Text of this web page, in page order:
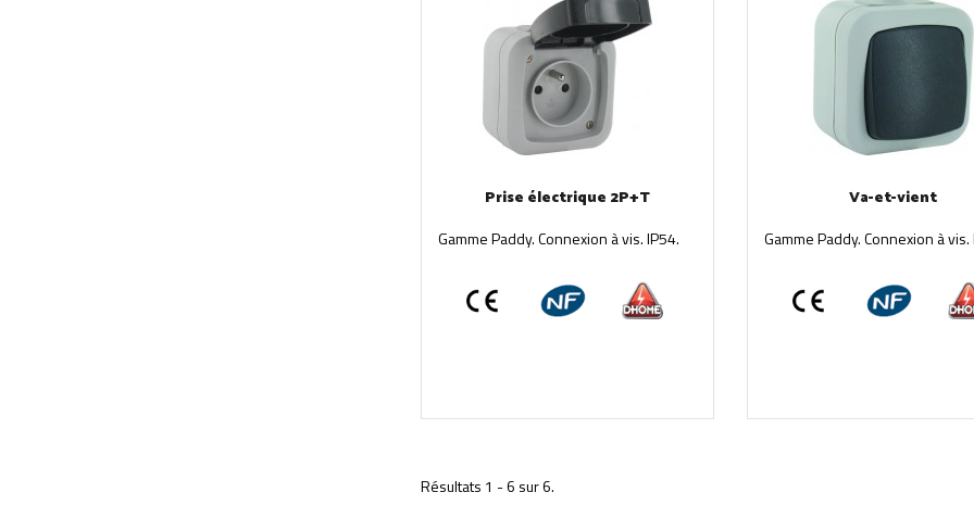
Prise électrique 2P+T
Gamme Paddy. Connexion à vis. IP54.
Va-et-vient
Gamme Paddy. Connexion à vis.
Résultats 1 - 6 sur 6.